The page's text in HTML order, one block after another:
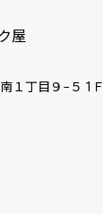
屋
１丁目９−５ 1Ｆ